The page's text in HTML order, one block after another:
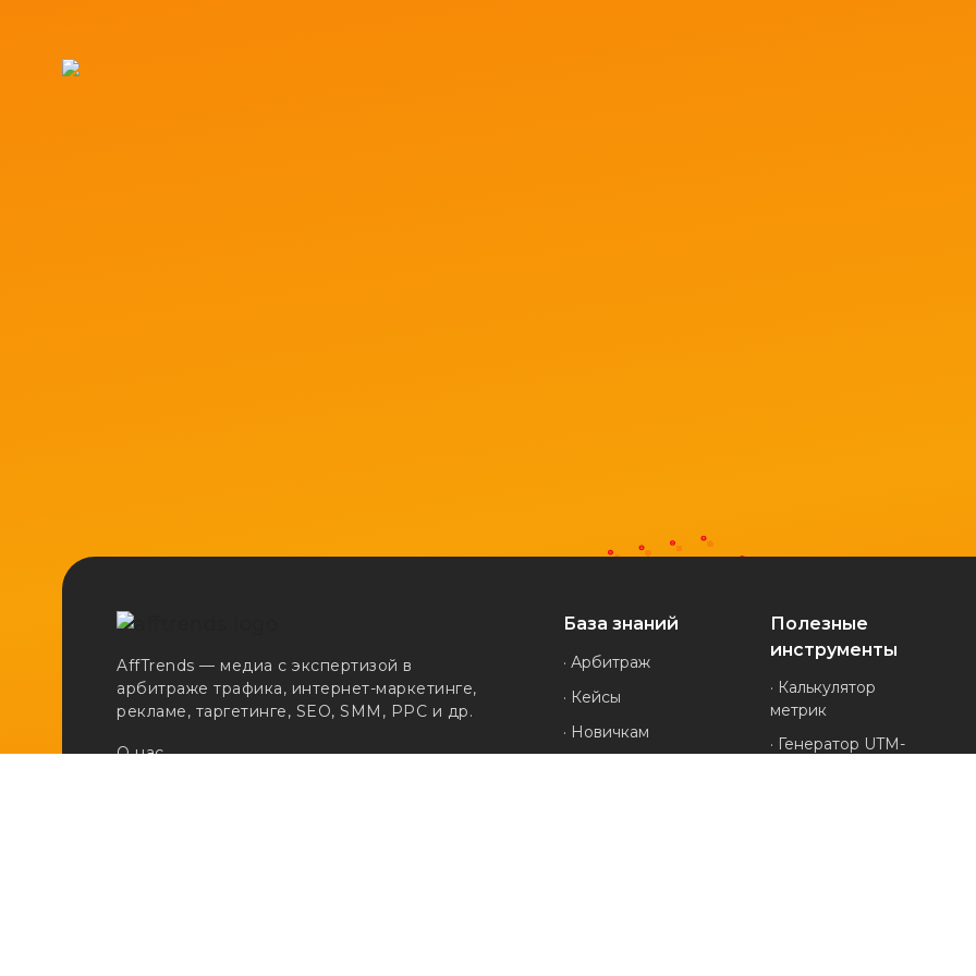
AffTrends — медиа с экспертизой в
арбитраже трафика, интернет-маркетинге,
рекламе, таргетинге, SEO, SMM, PPC и др.
О нас
База знаний
· Арбитраж
· Кейсы
· Новичкам
Полезные
инструменты
· Калькулятор
метрик
· Генератор UTM-